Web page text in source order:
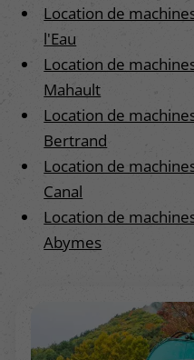
Location de
l'Eau
Location de
Mahault
Location de
Bertrand
Location de
Canal
Location de
Abymes